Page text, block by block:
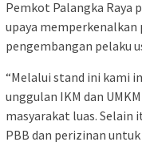
Pemkot Palangka Raya
upaya memperkenalkan
pengembangan pelaku
“Melalui stand ini kami
unggulan IKM dan
masyarakat luas. Selain
PBB dan perizinan